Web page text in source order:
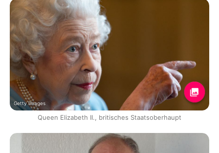
Getty Images
Queen Elizabeth II., britisches Staatsoberhaupt